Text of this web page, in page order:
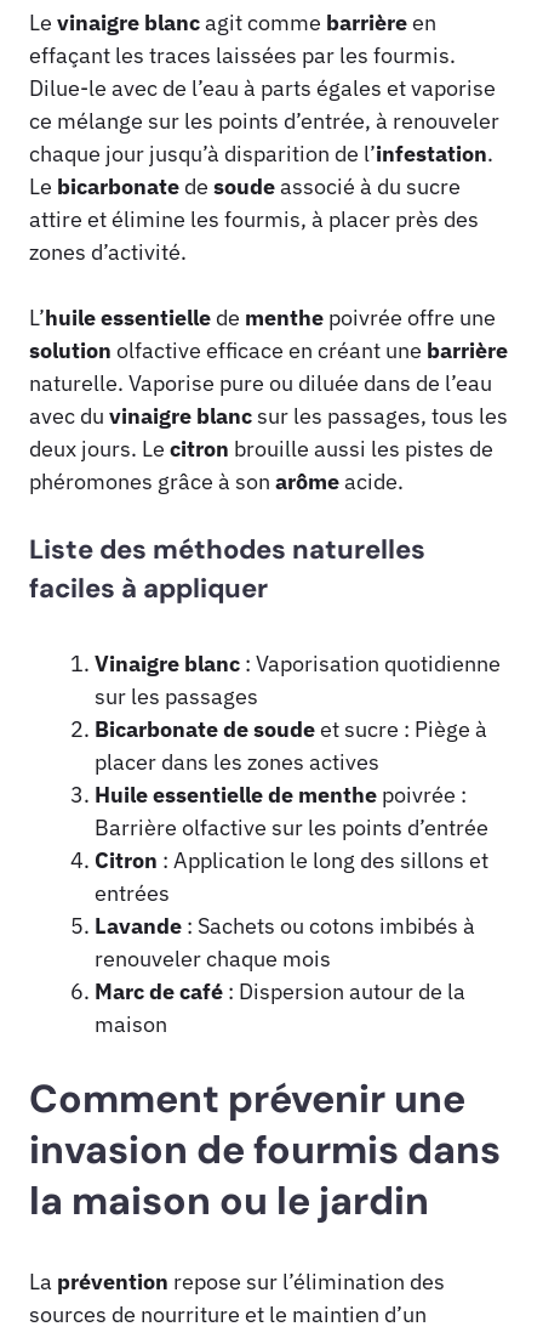
Le vinaigre blancagit comme barrièreen
effaçant les traces laissées par les fourmis.
Dilue-le avec de l’eau à parts égales et vaporise
ce mélange sur les points d’entrée, à renouveler
chaque jour jusqu’à disparition de l’infestation.
Le bicarbonate de soudeassocié à du sucre
attire et élimine les fourmis, à placer près des
zones d’activité.
L’huile essentielle de menthe poivrée offre une
solution olfactive efficace en créant une barrière
naturelle. Vaporise pure ou diluée dans de l’eau
avec du vinaigre blancsur les passages, tous les
deux jours. Le citron brouille aussi les pistes de
phéromones grâce à son arômeacide.
Liste des méthodes naturelles
faciles à appliquer
Vinaigre blanc : Vaporisation quotidienne
sur les passages
Bicarbonate de soudeet sucre : Piège à
placer dans les zones actives
Huile essentielle de menthe poivrée :
Barrière olfactive sur les points d’entrée
Citron : Application le long des sillons et
entrées
Lavande : Sachets ou cotons imbibés à
renouveler chaque mois
Marc de café : Dispersion autour de la
maison
Comment prévenir une
invasion de fourmis dans
la maison ou le jardin
La prévention repose sur l’élimination des
sources de nourriture et le maintien d’un